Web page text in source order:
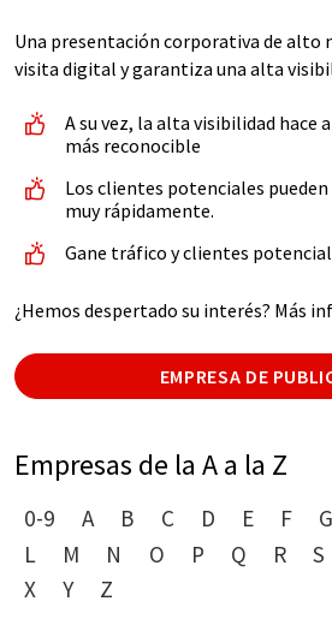
Una presentación corporativa de alto
visita digital y garantiza una alta
A su vez, la alta visibilidad hace
más reconocible
Los clientes potenciales
muy rápidamente.
Gane tráfico y clientes
¿Hemos despertado su interés? Más
EMPRESA DE
Empresas de la A a la Z
0-9 A B C D E F G
L
M N O P Q R S
X
Y Z